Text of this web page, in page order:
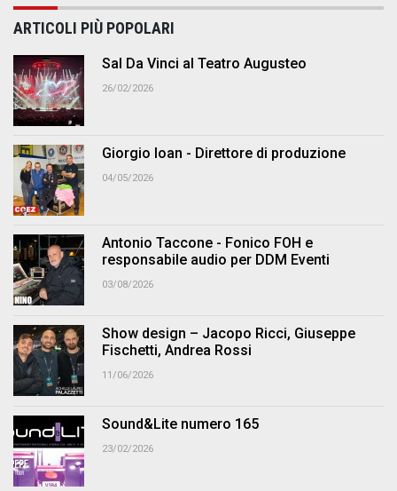
ARTICOLI PIÙ POPOLARI
Sal Da Vinci al Teatro Augusteo
26/02/2026
Giorgio Ioan - Direttore di produzione
04/05/2026
Antonio Taccone - Fonico FOH e
responsabile audio per DDM Eventi
03/08/2026
Show design – Jacopo Ricci, Giuseppe
Fischetti, Andrea Rossi
11/06/2026
Sound&Lite numero 165
23/02/2026